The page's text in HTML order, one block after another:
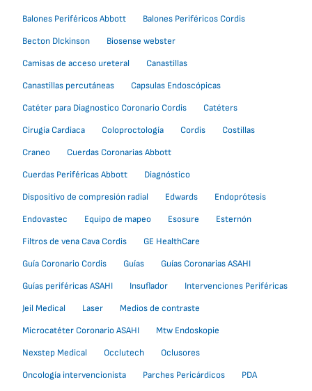
Balones Periféricos Abbott
Balones Periféricos Cordis
Becton DIckinson
Biosense webster
Camisas de acceso ureteral
Canastillas
Canastillas percutáneas
Capsulas Endoscópicas
Catéter para Diagnostico Coronario Cordis
Catéters
Cirugía Cardiaca
Coloproctología Cordis
Costillas
Craneo
Cuerdas Coronarias Abbott
Cuerdas Periféricas Abbott
Diagnóstico
Dispositivo de compresión radial
Edwards
Endoprótesis
Endovastec
Equipo de mapeo Esosure
Esternón
Filtros de vena Cava Cordis
GE HealthCare
Guía Coronario Cordis
Guías
Guías Coronarias ASAHI
Guías periféricas ASAHI
Insuflador
Intervenciones Periféricas
Jeil Medical
Laser
Medios de contraste
Microcatéter Coronario ASAHI
Mtw Endoskopie
Nexstep Medical
Occlutech
Oclusores
Oncología intervencionista
Parches Pericárdicos
PDA